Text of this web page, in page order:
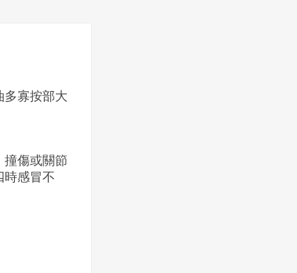
多寡按部大
撞傷或關節
時感冒不